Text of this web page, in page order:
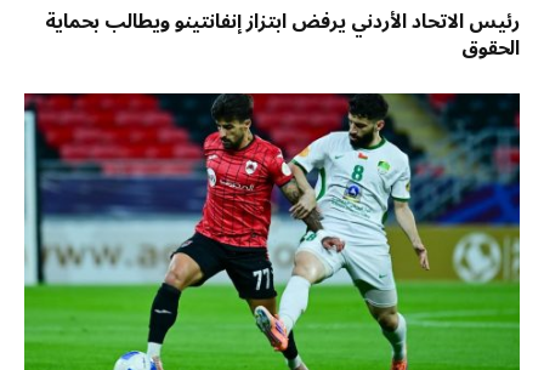
رئيس الاتحاد الأردني يرفض ابتزاز إنفانتينو ويطالب بحماية
الحقوق